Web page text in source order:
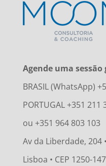
Agende uma
BRASIL (WhatsApp)
PORTUGAL +351 211
ou +351 964 803 103
Av da Liberdade, 204
Lisboa • CEP 1250-147